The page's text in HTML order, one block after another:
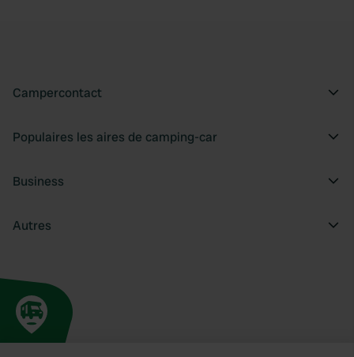
Campercontact
Populaires les aires de camping-car
Business
Autres